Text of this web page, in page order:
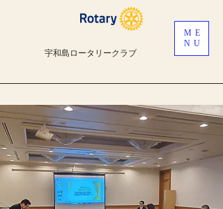
宇和島ロータリークラブ
ME
NU